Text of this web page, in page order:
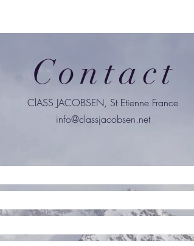
Contact
ClASS JACOBSEN, St Etienne France
info@classjacobsen.net